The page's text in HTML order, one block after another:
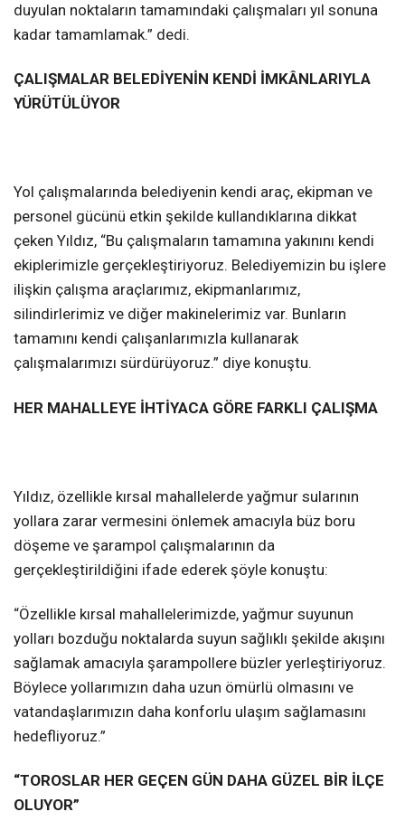
duyulan noktaların tamamındaki çalışmaları yıl sonuna
kadar tamamlamak.” dedi.
ÇALIŞMALAR BELEDİYENİN KENDİ İMKÂNLARIYLA
YÜRÜTÜLÜYOR
Yol çalışmalarında belediyenin kendi araç, ekipman ve
personel gücünü etkin şekilde kullandıklarına dikkat
çeken Yıldız, “Bu çalışmaların tamamına yakınını kendi
ekiplerimizle gerçekleştiriyoruz. Belediyemizin bu işlere
ilişkin çalışma araçlarımız, ekipmanlarımız,
silindirlerimiz ve diğer makinelerimiz var. Bunların
tamamını kendi çalışanlarımızla kullanarak
çalışmalarımızı sürdürüyoruz.” diye konuştu.
HER MAHALLEYE İHTİYACA GÖRE FARKLI ÇALIŞMA
Yıldız, özellikle kırsal mahallelerde yağmur sularının
yollara zarar vermesini önlemek amacıyla büz boru
döşeme ve şarampol çalışmalarının da
gerçekleştirildiğini ifade ederek şöyle konuştu:
“Özellikle kırsal mahallelerimizde, yağmur suyunun
yolları bozduğu noktalarda suyun sağlıklı şekilde akışını
sağlamak amacıyla şarampollere büzler yerleştiriyoruz.
Böylece yollarımızın daha uzun ömürlü olmasını ve
vatandaşlarımızın daha konforlu ulaşım sağlamasını
hedefliyoruz.”
“TOROSLAR HER GEÇEN GÜN DAHA GÜZEL BİR İLÇE
OLUYOR”